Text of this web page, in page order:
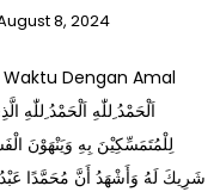
8, 2024
Dengan Amal
لِلْمُتَمَسِّكِيْنَ بِهِ وَيَنْهَوْنَ
شَرِيكَ لَهُ وَأَشْهَدُ أَنَّ مُحَمَّدًا